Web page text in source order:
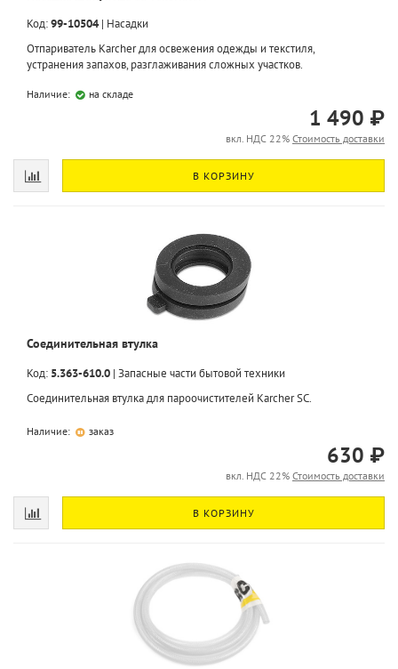
Код:99-10504| Насадки
Отпариватель Karcher для освежения одежды и текстиля,
устранения запахов, разглаживания сложных участков.
Наличие: на складе
1 490 ₽
вкл. НДС 22% Стоимость доставки
В КОРЗИНУ
Соединительная втулка
Код: 5.363-610.0 | Запасные части бытовой техники
Соединительная втулка для пароочистителей Karcher SC.
Наличие: заказ
630 ₽
вкл. НДС 22% Стоимость доставки
В КОРЗИНУ